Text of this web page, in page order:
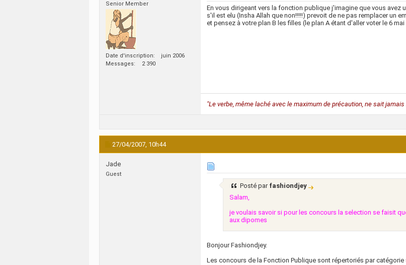
Senior Member
Date d'inscription
juin 2006
Messages
2 390
En vous dirigeant vers la fonction publique j'imagine que vous avez
s'il est elu (Insha Allah que non!!!!!) prevoit de ne pas remplacer un
et pensez à votre plan B les filles (le plan A étant d'aller voter le 6 mai
"Le verbe, même laché avec le maximum de précaution, ne sait
27/04/2007, 10h44
Jade
Guest
Posté par fashiondjey
Salam,
je voulais savoir si pour les concours la selection se faisit
aux dipomes
Bonjour Fashiondjey.
Les concours de la Fonction Publique sont répertoriés par